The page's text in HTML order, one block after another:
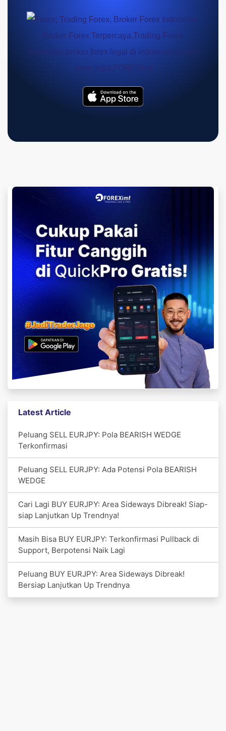
Latest Article
Peluang SELL EURJPY: Pola BEARISH WEDGE
Terkonfirmasi
Peluang SELL EURJPY: Ada Potensi Pola BEARISH
WEDGE
Cari Lagi BUY EURJPY: Area Sideways Dibreak! Siap-
siap Lanjutkan Up Trendnya!
Masih Bisa BUY EURJPY: Terkonfirmasi Pullback di
Support, Berpotensi Naik Lagi
Peluang BUY EURJPY: Area Sideways Dibreak!
Bersiap Lanjutkan Up Trendnya